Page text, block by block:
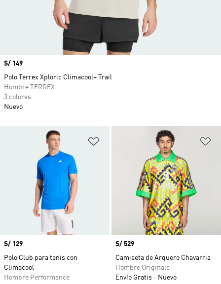
Añadir a la lista de deseos
Precio
S/ 129
Polo Club para tenis con
Climacool
Hombre Performance
Precio
S/ 529
Camiseta de Arquero Chavarria
Hombre Originals
Envío Gratis
Nuevo
Precio
S/ 149
Polo Terrex Xploric Climacool+ Trail
Hombre TERREX
3 colores
Nuevo